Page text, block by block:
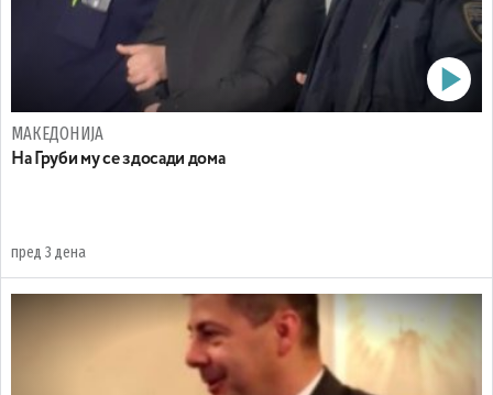
МАКЕДОНИЈА
На Груби му се здосади дома
пред 3 дена